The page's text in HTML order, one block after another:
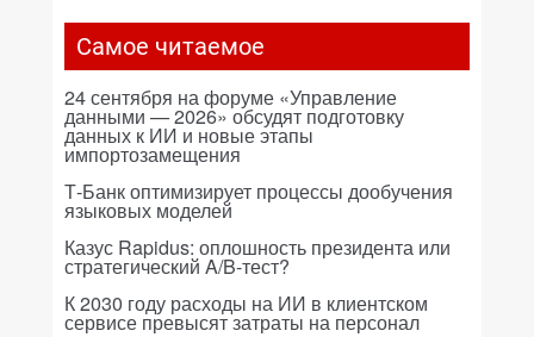
Самое читаемое
24 сентября на форуме «Управление
данными — 2026» обсудят подготовку
данных к ИИ и новые этапы
импортозамещения
Т-Банк оптимизирует процессы дообучения
языковых моделей
Казус Rapidus: оплошность президента или
стратегический A/B-тест?
К 2030 году расходы на ИИ в клиентском
сервисе превысят затраты на персонал